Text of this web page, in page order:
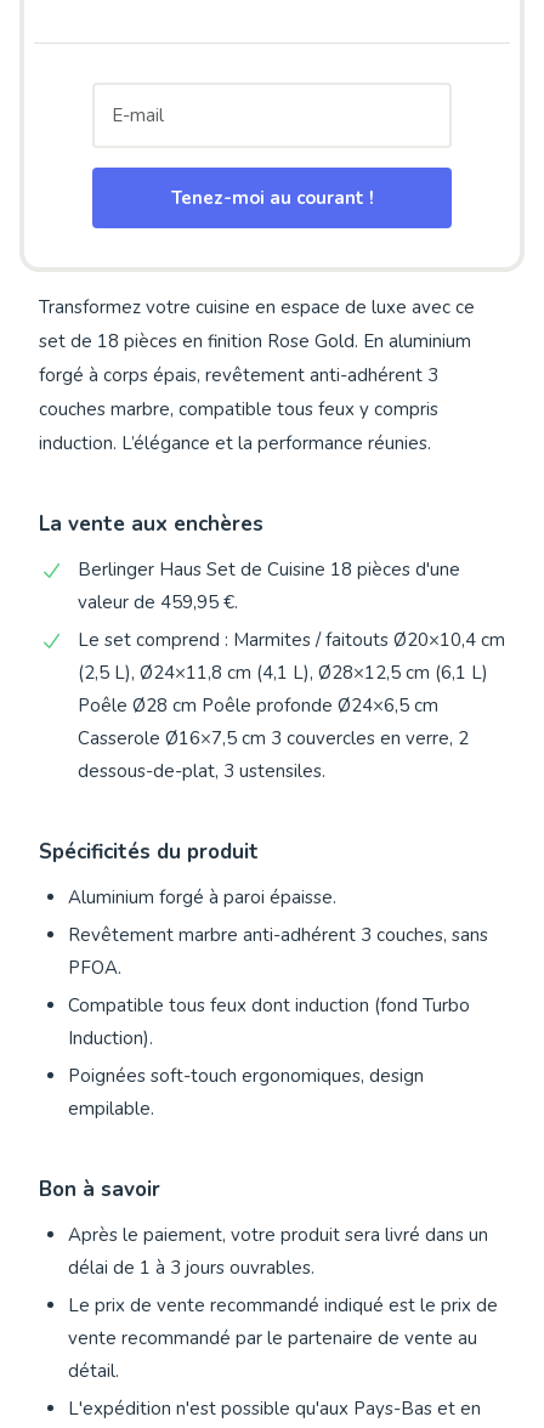
Tenez-moi au courant !
Transformez votre cuisine en espace de luxe avec ce
set de 18 pièces en finition Rose Gold. En aluminium
forgé à corps épais, revêtement anti-adhérent 3
couches marbre, compatible tous feux y compris
induction. L’élégance et la performance réunies.
La vente aux enchères
Berlinger Haus Set de Cuisine 18 pièces d'une
valeur de 459,95 €.
Le set comprend : Marmites / faitouts Ø20×10,4 cm
(2,5 L), Ø24×11,8 cm (4,1 L), Ø28×12,5 cm (6,1 L)
Poêle Ø28 cm Poêle profonde Ø24×6,5 cm
Casserole Ø16×7,5 cm 3 couvercles en verre, 2
dessous-de-plat, 3 ustensiles.
Spécificités du produit
Aluminium forgé à paroi épaisse.
Revêtement marbre anti-adhérent 3 couches, sans
PFOA.
Compatible tous feux dont induction (fond Turbo
Induction).
Poignées soft-touch ergonomiques, design
empilable.
Bon à savoir
Après le paiement, votre produit sera livré dans un
délai de 1 à 3 jours ouvrables.
Le prix de vente recommandé indiqué est le prix de
vente recommandé par le partenaire de vente au
détail.
L'expédition n'est possible qu'aux Pays-Bas et en